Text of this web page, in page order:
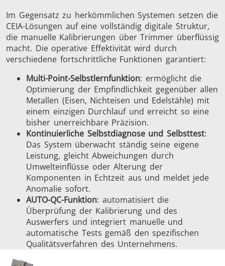
Im Gegensatz zu herkömmlichen Systemen setzen die
CEIA-Lösungen auf eine vollständig digitale Struktur,
die manuelle Kalibrierungen über Trimmer überflüssig
macht. Die operative Effektivität wird durch
verschiedene fortschrittliche Funktionen garantiert:
Multi-Point-Selbstlernfunktion: ermöglicht die
Optimierung der Empfindlichkeit gegenüber allen
Metallen (Eisen, Nichteisen und Edelstähle) mit
einem einzigen Durchlauf und erreicht so eine
bisher unerreichbare Präzision.
Kontinuierliche Selbstdiagnose und Selbsttest:
Das System überwacht ständig seine eigene
Leistung, gleicht Abweichungen durch
Umwelteinflüsse oder Alterung der
Komponenten in Echtzeit aus und meldet jede
Anomalie sofort.
AUTO-QC-Funktion: automatisiert die
Überprüfung der Kalibrierung und des
Auswerfers und integriert manuelle und
automatische Tests gemäß den spezifischen
Qualitätsverfahren des Unternehmens.